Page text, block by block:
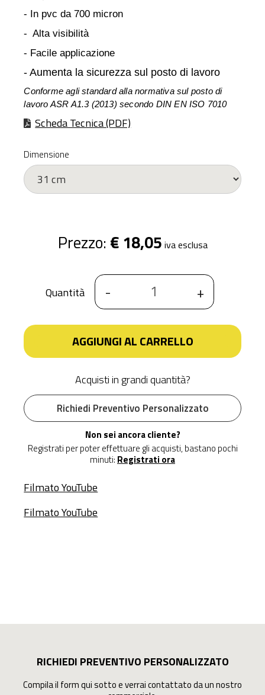
- In pvc da 700 micron
- Alta visibilità
- Facile applicazione
- Aumenta la sicurezza sul posto di lavoro
Conforme agli standard alla normativa sul posto di
lavoro ASR A1.3 (2013) secondo DIN EN ISO 7010
Scheda Tecnica (PDF)
Dimensione
Prezzo: € 18,05 iva esclusa
Quantità - +
AGGIUNGI AL CARRELLO
Acquisti in grandi quantità?
Richiedi Preventivo Personalizzato
Non sei ancora cliente?
Registrati per poter effettuare gli acquisti, bastano pochi
minuti: Registrati ora
Filmato YouTube
Filmato YouTube
RICHIEDI PREVENTIVO PERSONALIZZATO
Compila il form qui sotto e verrai contattato da un nostro